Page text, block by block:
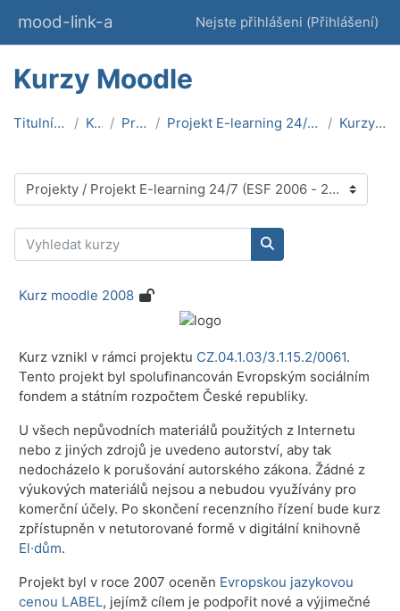
mood-link-a Nejste přihlášeni (Přihlášení)
Kurzy Moodle
Titulní stránka Kurzy Projekty Projekt E-learning 24/7 (ESF 2006 - 2008) Kurzy Moodle
Kategorie kurzů
Vyhledat kurzy
Vyhledat kurzy
Kurz moodle 2008
Kurz vznikl v rámci projektu CZ.04.1.03/3.1.15.2/0061.
Tento projekt byl spolufinancován Evropským sociálním
fondem a státním rozpočtem České republiky.
U všech nepůvodních materiálů použitých z Internetu
nebo z jiných zdrojů je uvedeno autorství, aby tak
nedocházelo k porušování autorského zákona. Žádné z
výukových materiálů nejsou a nebudou využívány pro
komerční účely. Po skončení recenzního řízení bude kurz
zpřístupněn v netutorované formě v digitální knihovně
El·dům.
Projekt byl v roce 2007 oceněn Evropskou jazykovou
cenou LABEL, jejímž cílem je podpořit nové a výjimečné